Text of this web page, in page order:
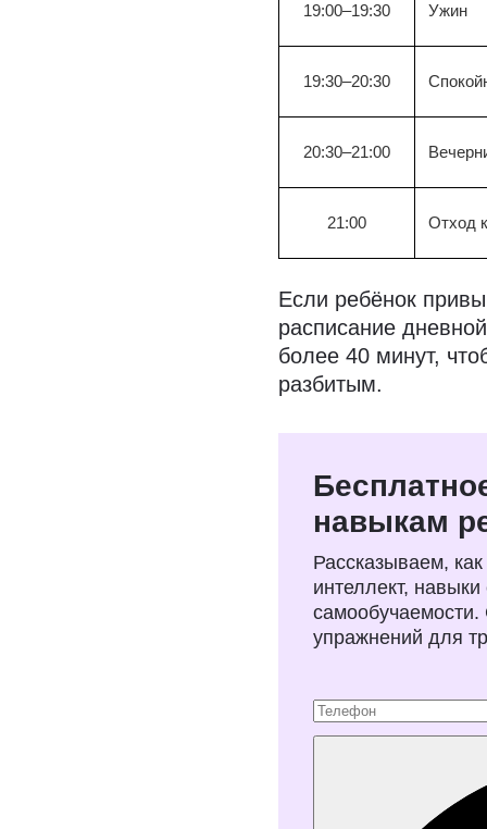
19:00–19:30 Ужин
19:30–20:30
20:30–21:00
21:00 Отход
Если ребёнок
расписание
более 40 минут,
разбитым.
навыкам
Рассказываем,
интеллект,
упражнений для